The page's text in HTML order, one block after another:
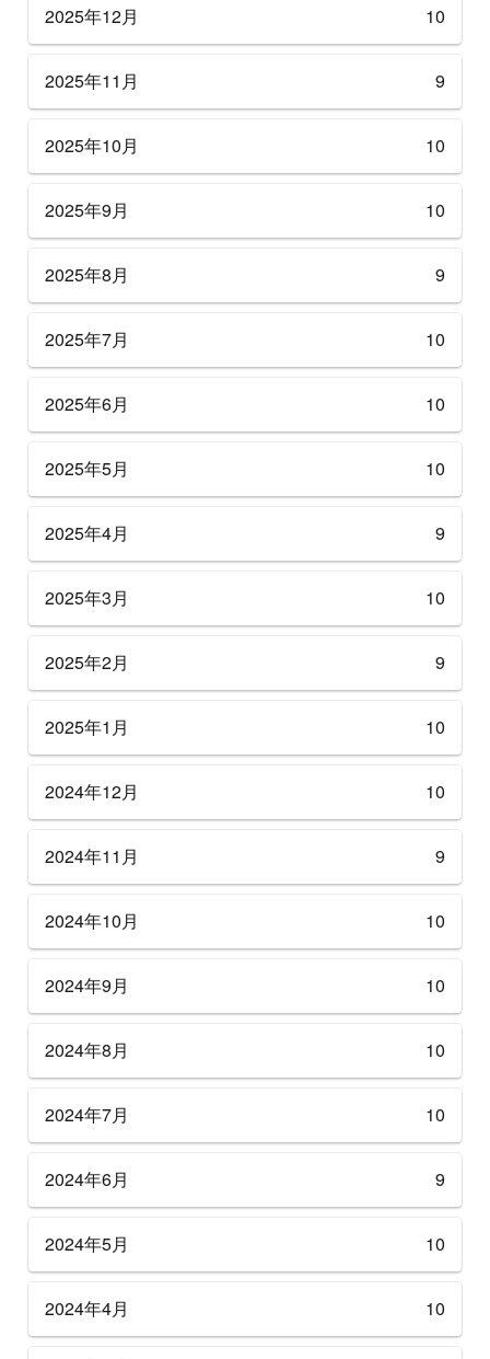
2025年12月 10
2025年11月 9
2025年10月 10
2025年9月 10
2025年8月 9
2025年7月 10
2025年6月 10
2025年5月 10
2025年4月 9
2025年3月 10
2025年2月 9
2025年1月 10
2024年12月 10
2024年11月 9
2024年10月 10
2024年9月 10
2024年8月 10
2024年7月 10
2024年6月 9
2024年5月 10
2024年4月 10